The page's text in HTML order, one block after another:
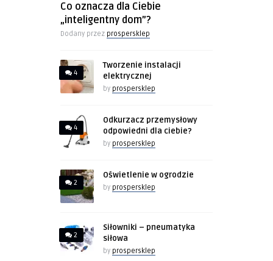
Co oznacza dla Ciebie
„inteligentny dom”?
Dodany przez prospersklep
4
Tworzenie instalacji
elektrycznej
by prospersklep
4
Odkurzacz przemysłowy
odpowiedni dla ciebie?
by prospersklep
2
Oświetlenie w ogrodzie
by prospersklep
2
Siłowniki – pneumatyka
siłowa
by prospersklep